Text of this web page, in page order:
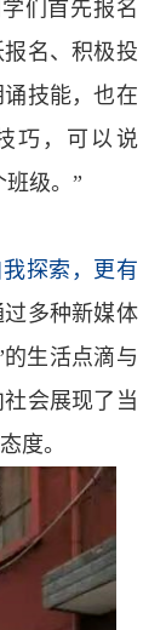
们首先报名
名、积极投
技能，也在
巧，可以说
班级。”
探索，更有
过多种新媒体
生活点滴与
会展现了当
度。